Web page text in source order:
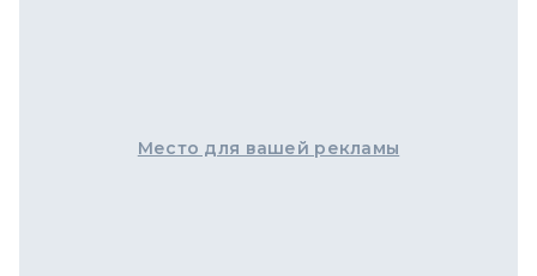
Место для вашей рекламы